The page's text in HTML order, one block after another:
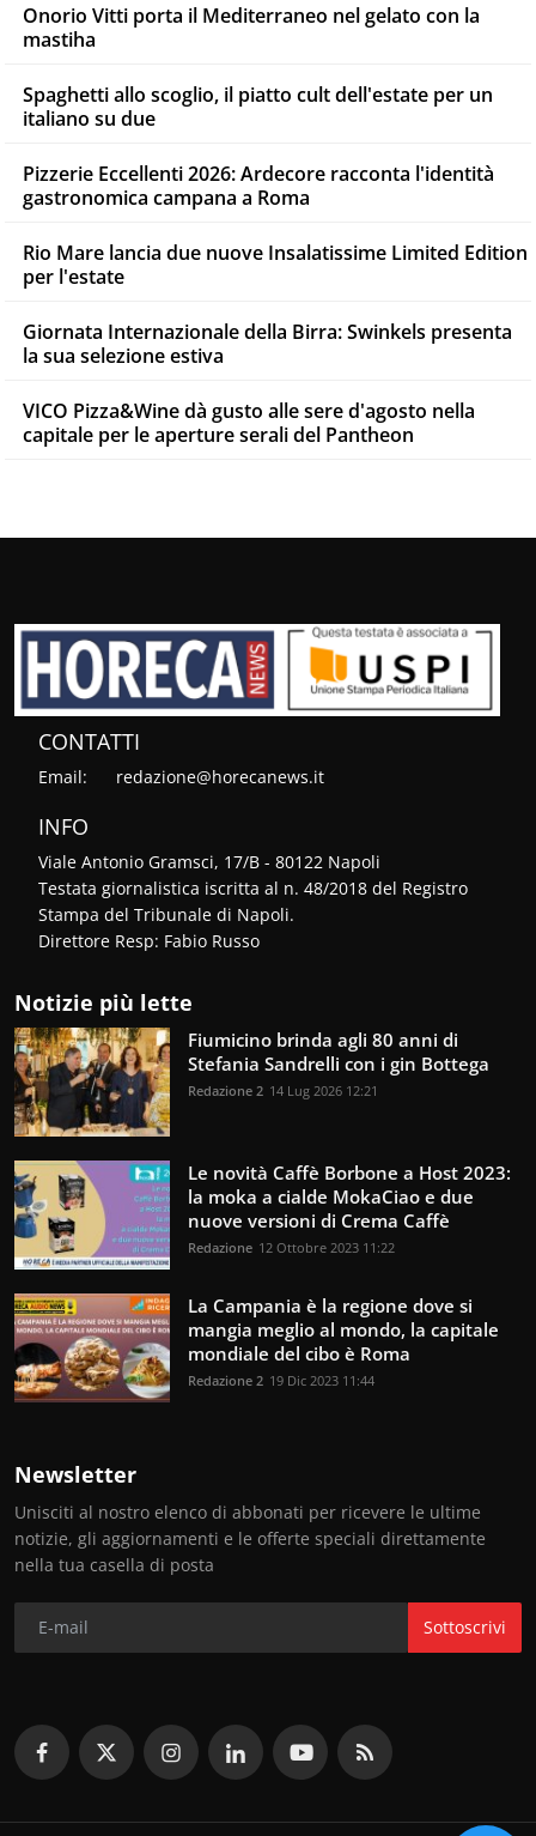
Onorio Vitti porta il Mediterraneo nel gelato con la
mastiha
Spaghetti allo scoglio, il piatto cult dell'estate per un
italiano su due
Pizzerie Eccellenti 2026: Ardecore racconta l'identità
gastronomica campana a Roma
Rio Mare lancia due nuove Insalatissime Limited Edition
per l'estate
Giornata Internazionale della Birra: Swinkels presenta
la sua selezione estiva
VICO Pizza&Wine dà gusto alle sere d'agosto nella
capitale per le aperture serali del Pantheon
CONTATTI
Email: redazione@horecanews.it
INFO
Viale Antonio Gramsci, 17/B - 80122 Napoli
Testata giornalistica iscritta al n. 48/2018 del Registro
Stampa del Tribunale di Napoli.
Direttore Resp: Fabio Russo
Notizie più lette
Fiumicino brinda agli 80 anni di
Stefania Sandrelli con i gin Bottega
Redazione 2 14 Lug 2026 12:21
Le novità Caffè Borbone a Host 2023:
la moka a cialde MokaCiao e due
nuove versioni di Crema Caffè
Redazione 12 Ottobre 2023 11:22
La Campania è la regione dove si
mangia meglio al mondo, la capitale
mondiale del cibo è Roma
Redazione 2 19 Dic 2023 11:44
Newsletter
Unisciti al nostro elenco di abbonati per ricevere le ultime
notizie, gli aggiornamenti e le offerte speciali direttamente
nella tua casella di posta
Sottoscrivi